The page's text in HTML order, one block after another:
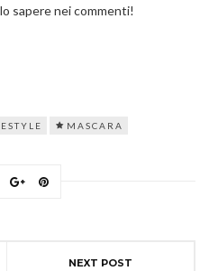
sapere nei commenti!
MASCARA
NEXT POST